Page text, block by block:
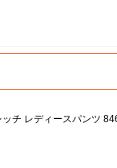
チ レディースパンツ